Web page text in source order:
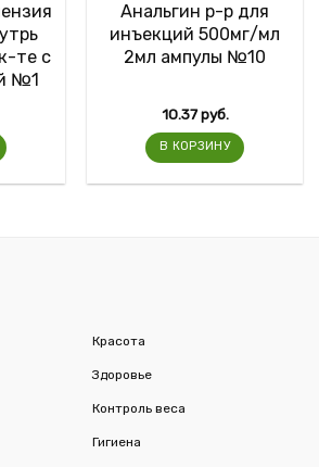
те с
№1
Анальгин р-р для
инъекций 500мг/мл
2мл ампулы №10
10.37руб.
В КОРЗИНУ
Красота
Здоровье
Контроль веса
Гигиена